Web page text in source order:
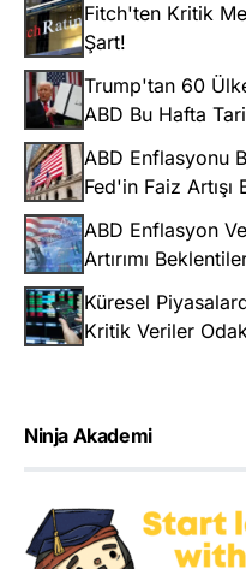
Fitch'ten Kritik
Şart!
Trump'tan 60
ABD Bu Hafta
ABD Enflasyonu
Fed'in Faiz
ABD Enflasyon
Artırımı
Küresel
Kritik Veriler
Ninja Akademi